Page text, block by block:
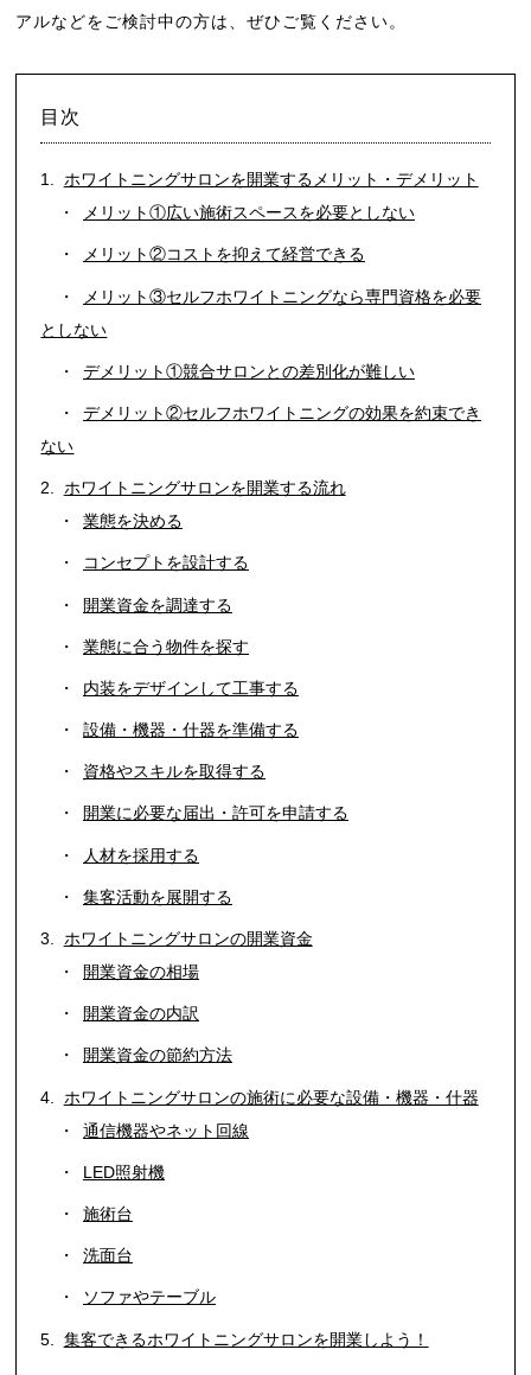
アルなどをご検討中の方は、ぜひご覧ください。
目次
ホワイトニングサロンを開業するメリット・デメリット
メリット①広い施術スペースを必要としない
メリット②コストを抑えて経営できる
メリット③セルフホワイトニングなら専門資格を必要
としない
デメリット①競合サロンとの差別化が難しい
デメリット②セルフホワイトニングの効果を約束でき
ない
ホワイトニングサロンを開業する流れ
業態を決める
コンセプトを設計する
開業資金を調達する
業態に合う物件を探す
内装をデザインして工事する
設備・機器・什器を準備する
資格やスキルを取得する
開業に必要な届出・許可を申請する
人材を採用する
集客活動を展開する
ホワイトニングサロンの開業資金
開業資金の相場
開業資金の内訳
開業資金の節約方法
ホワイトニングサロンの施術に必要な設備・機器・什器
通信機器やネット回線
LED照射機
施術台
洗面台
ソファやテーブル
集客できるホワイトニングサロンを開業しよう！